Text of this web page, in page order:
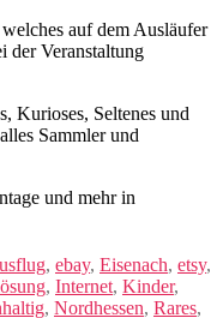
auf dem Ausläufer
der Veranstaltung
Kurioses, Seltenes und
Sammler und
, ebay, Eisenach, etsy,
, Internet, Kinder,
, Nordhessen, Rares,